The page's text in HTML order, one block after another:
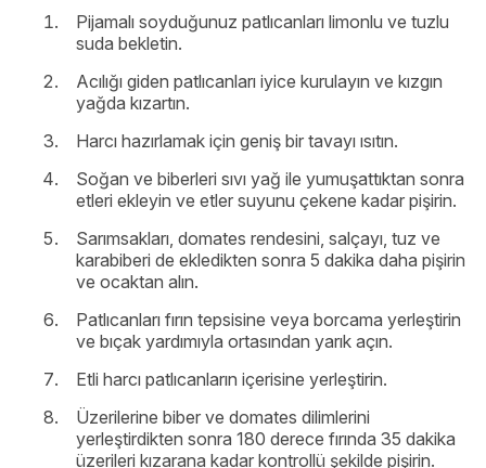
Pijamalı soyduğunuz patlıcanları limonlu ve tuzlu
suda bekletin.
Acılığı giden patlıcanları iyice kurulayın ve kızgın
yağda kızartın.
Harcı hazırlamak için geniş bir tavayı ısıtın.
Soğan ve biberleri sıvı yağ ile yumuşattıktan sonra
etleri ekleyin ve etler suyunu çekene kadar pişirin.
Sarımsakları, domates rendesini, salçayı, tuz ve
karabiberi de ekledikten sonra 5 dakika daha pişirin
ve ocaktan alın.
Patlıcanları fırın tepsisine veya borcama yerleştirin
ve bıçak yardımıyla ortasından yarık açın.
Etli harcı patlıcanların içerisine yerleştirin.
Üzerilerine biber ve domates dilimlerini
yerleştirdikten sonra 180 derece fırında 35 dakika
üzerileri kızarana kadar kontrollü şekilde pişirin.